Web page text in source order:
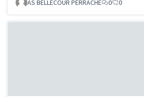
AS BELLECOUR PERRACHE 0 0